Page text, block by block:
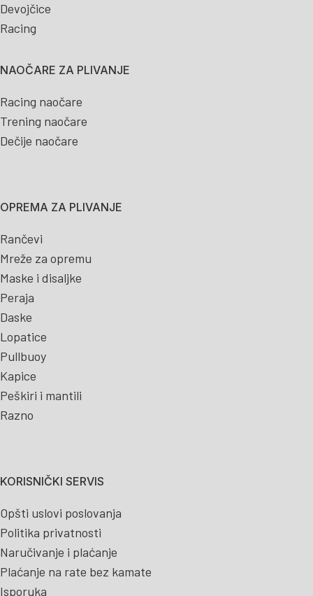
Devojčice
Racing
NAOČARE ZA PLIVANJE
Racing naočare
Trening naočare
Dečije naočare
OPREMA ZA PLIVANJE
Rančevi
Mreže za opremu
Maske i disaljke
Peraja
Daske
Lopatice
Pullbuoy
Kapice
Peškiri i mantili
Razno
KORISNIČKI SERVIS
Opšti uslovi poslovanja
Politika privatnosti
Naručivanje i plaćanje
Plaćanje na rate bez kamate
Isporuka